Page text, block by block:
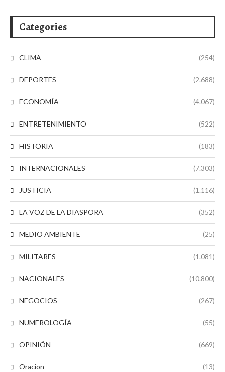
Categories
CLIMA (254)
DEPORTES (2.688)
ECONOMÍA (4.067)
ENTRETENIMIENTO (522)
HISTORIA (183)
INTERNACIONALES (7.303)
JUSTICIA (1.116)
LA VOZ DE LA DIASPORA (352)
MEDIO AMBIENTE (25)
MILITARES (1.081)
NACIONALES (10.800)
NEGOCIOS (267)
NUMEROLOGÍA (55)
OPINIÓN (669)
Oracion (13)